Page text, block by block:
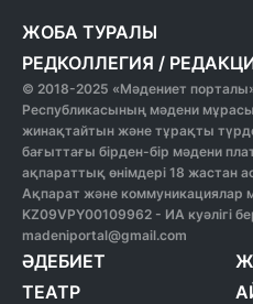
ЖОБА ТУРАЛЫ
РЕДКОЛЛЕГИЯ /
© 2018-2025 «Мәдениет
Республикасының мәдени
жинақтайтын және тұрақты
бағыттағы бірден-бір мәдени
ақпараттық өнімдері 18 жастан
Ақпарат және коммуникациялар
KZ09VPY00109962 - ИА куәлігі
madeniportal@gmail.com
ӘДЕБИЕТ
ТЕАТР